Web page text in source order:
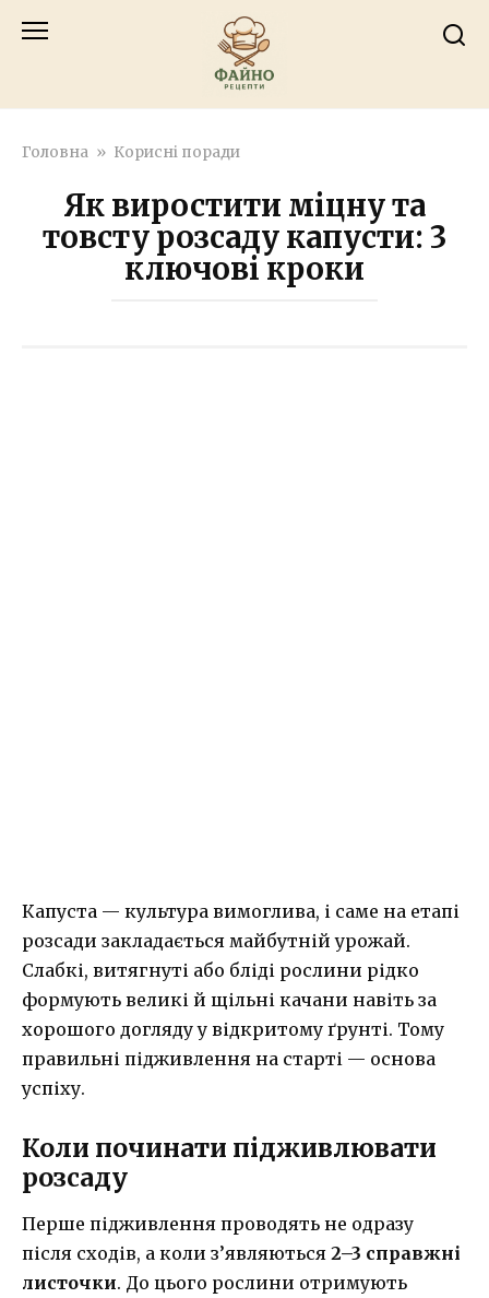
Головна » Корисні поради
Як виростити міцну та
товсту розсаду капусти: 3
ключові кроки
Капуста — культура вимоглива, і саме на етапі
розсади закладається майбутній урожай.
Слабкі, витягнуті або бліді рослини рідко
формують великі й щільні качани навіть за
хорошого догляду у відкритому ґрунті. Тому
правильні підживлення на старті — основа
успіху.
Коли починати підживлювати
розсаду
Перше підживлення проводять не одразу
після сходів, а коли з’являються 2–3 справжні
листочки. До цього рослини отримують